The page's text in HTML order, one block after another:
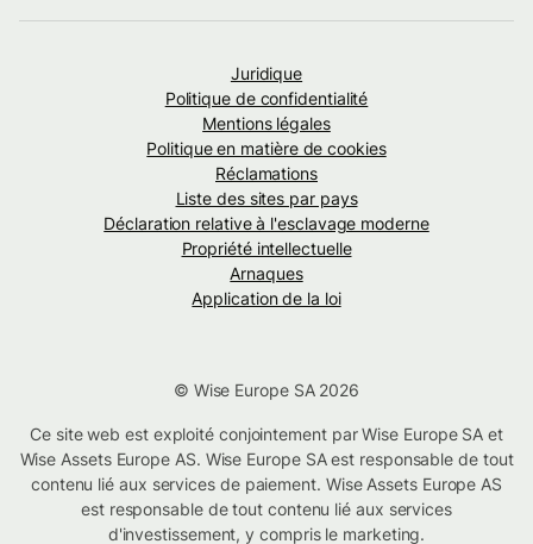
Juridique
Politique de confidentialité
Mentions légales
Politique en matière de cookies
Réclamations
Liste des sites par pays
Déclaration relative à l'esclavage moderne
Propriété intellectuelle
Arnaques
Application de la loi
© Wise Europe SA 2026
Ce site web est exploité conjointement par Wise Europe SA et
Wise Assets Europe AS. Wise Europe SA est responsable de tout
contenu lié aux services de paiement. Wise Assets Europe AS
est responsable de tout contenu lié aux services
d'investissement, y compris le marketing.